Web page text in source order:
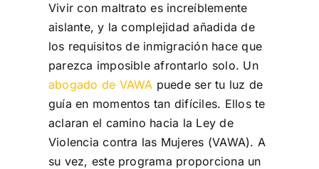
Bus Sin Fronteras
Contáctenos
Español
Vivir con maltrato es increíblemente
aislante, y la complejidad añadida de
los requisitos de inmigración hace que
parezca imposible afrontarlo solo. Un
abogado de VAWA puede ser tu luz de
guía en momentos tan difíciles. Ellos te
aclaran el camino hacia la Ley de
Violencia contra las Mujeres (VAWA). A
su vez, este programa proporciona un